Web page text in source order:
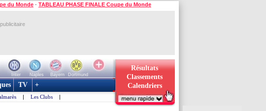
du Monde - TABLEAU PHASE FINALE Coupe du Monde
Inter Naples Bayern
Dortmund
Résultats
Classements
Calendriers
TV +
| Les Clubs |